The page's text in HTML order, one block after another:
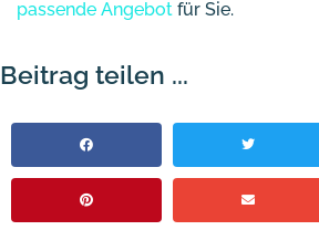
passende Angebot für Sie.
Beitrag teilen ...